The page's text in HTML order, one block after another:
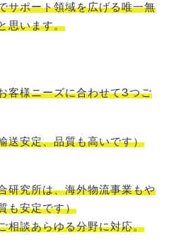
サポート領域を広げる唯一無
思います。
客様ニーズに合わせて3つご
送安定、品質も高いです）
研究所は、海外物流事業もや
も安定です）
相談あらゆる分野に対応。